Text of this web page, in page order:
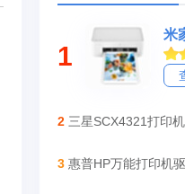
1
米
2 三星SCX4321打印
3 惠普HP万能打印机